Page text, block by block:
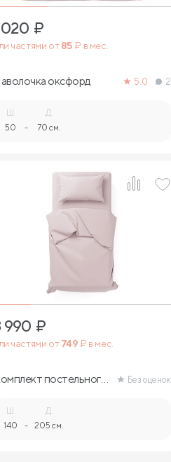
020 ₽
частями от85 ₽ в мес.
оксфорд 5.0 2
Ш.
50 -
Д.
70 см.
990 ₽
частями от749 ₽ в мес.
постельного
Без оценок
Ш.
140 -
Д.
205 см.